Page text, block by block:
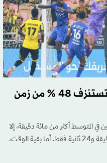
الدوري السعودي: التوقفات تستنزف 48 % من زمن
المتوسط أكثر من مائة دقيقة، إلا
أن الكرة لا تتحرك داخل الملعب سوى 51 دقيقة و24 ثانية فقط. أما بقية الوقت،